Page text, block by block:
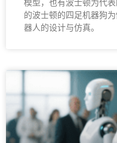
模型，也有波士顿为代
的波士顿的四足机器狗
器人的设计与仿真。